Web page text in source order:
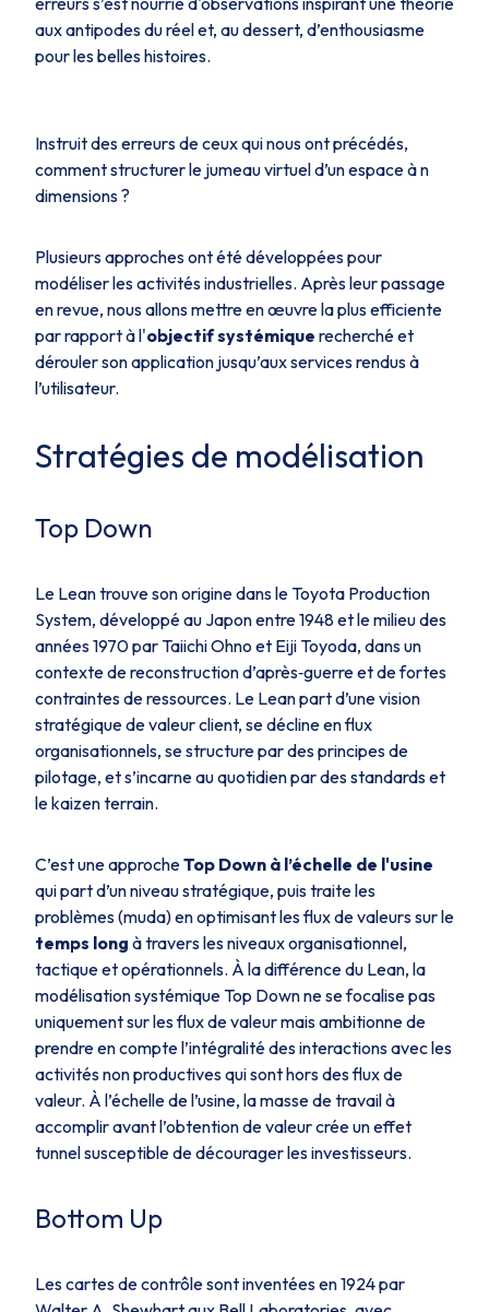
aux antipodes du réel et, au dessert, d’enthousiasme
pour les belles histoires.
Instruit des erreurs de ceux qui nous ont précédés,
comment structurer le jumeau virtuel d’un espace à n
dimensions ?
Plusieurs approches ont été développées pour
modéliser les activités industrielles. Après leur passage
en revue, nous allons mettre en œuvre la plus efficiente
par rapport à l'objectif systémique recherché et
dérouler son application jusqu’aux services rendus à
l’utilisateur.
Stratégies de modélisation
Top Down
Le Lean trouve son origine dans le Toyota Production
System, développé au Japon entre 1948 et le milieu des
années 1970 par Taiichi Ohno et Eiji Toyoda, dans un
contexte de reconstruction d’après‑guerre et de fortes
contraintes de ressources. Le Lean part d’une vision
stratégique de valeur client, se décline en flux
organisationnels, se structure par des principes de
pilotage, et s’incarne au quotidien par des standards et
le kaizen terrain.
C’est une approcheTop Down à l’échelle de l'usine
qui part d’un niveau stratégique, puis traite les
problèmes (muda) en optimisant les flux de valeurs sur le
temps long à travers les niveaux organisationnel,
tactique et opérationnels. À la différence du Lean, la
modélisation systémique Top Down ne se focalise pas
uniquement sur les flux de valeur mais ambitionne de
prendre en compte l’intégralité des interactions avec les
activités non productives qui sont hors des flux de
valeur. À l’échelle de l’usine, la masse de travail à
accomplir avant l’obtention de valeur crée un effet
tunnel susceptible de décourager les investisseurs.
Bottom Up
Les cartes de contrôle sont inventées en 1924 par